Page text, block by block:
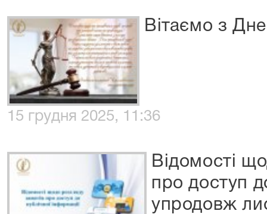
Вітаємо з
15 грудня 2025, 11:36
Відомості
про доступ
упродовж